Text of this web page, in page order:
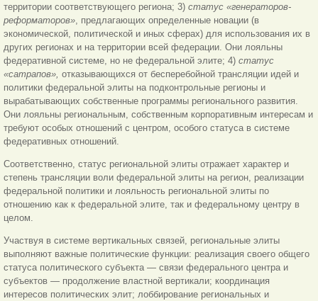
территории соответствующего региона; 3) статус «генераторов-
реформаторов» , предлагающих определенные новации (в
экономической, политической и иных сферах) для использования их в
других регионах и на территории всей федерации. Они лояльны
федеративной системе, но не федеральной элите; 4) статус
«сатрапов», отказывающихся от бесперебойной трансляции идей и
политики федеральной элиты на подконтрольные регионы и
вырабатывающих собственные программы регионального развития.
Они лояльны региональным, собственным корпоративным интересам и
требуют особых отношений с центром, особого статуса в системе
федеративных отношений.
Соответственно, статус региональной элиты отражает характер и
степень трансляции воли федеральной элиты на регион, реализации
федеральной политики и лояльность региональной элиты по
отношению как к федеральной элите, так и федеральному центру в
целом.
Участвуя в системе вертикальных связей, региональные элиты
выполняют важные политические функции: реализация своего общего
статуса политического субъекта — связи федерального центра и
субъектов — продолжение властной вертикали; координация
интересов политических элит; лоббирование региональных и